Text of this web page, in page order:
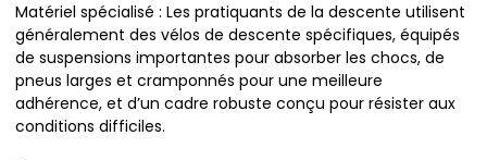
Matériel spécialisé : Les pratiquants de la descente utilisent
généralement des vélos de descente spécifiques, équipés
de suspensions importantes pour absorber les chocs, de
pneus larges et cramponnés pour une meilleure
adhérence, et d’un cadre robuste conçu pour résister aux
conditions difficiles.